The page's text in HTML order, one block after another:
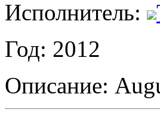
Исполнитель:
Год: 2012
Описание: